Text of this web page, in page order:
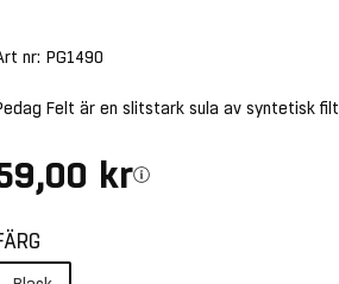
nr: PG1490
Felt är en slitstark sula av syntetisk filt
kr